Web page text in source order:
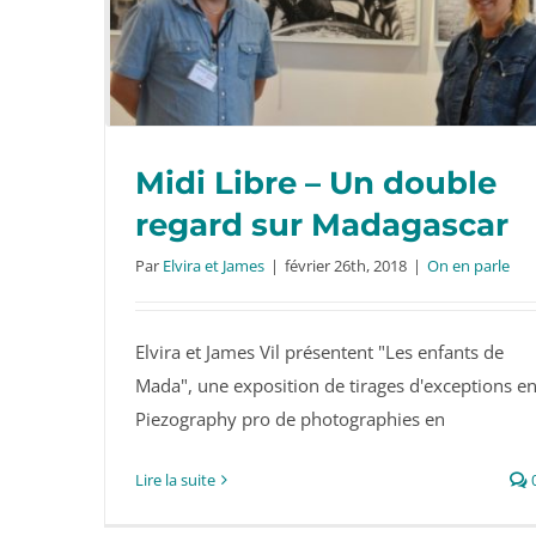
Midi Libre – Un double regard sur
Midi Libre – Un double
regard sur Madagascar
Par Elvira et James | février 26th, 2018 | On en parle
Elvira et James Vil présentent "Les enfants de
Mada", une exposition de tirages d'exceptions en
Piezography pro de photographies en
Lire la suite